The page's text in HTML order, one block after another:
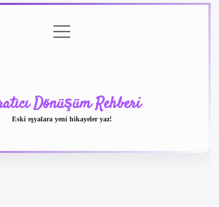
menüyü
aç
Dönüşüm Rehberi
Eski eşyalara yeni hikayeler yaz!